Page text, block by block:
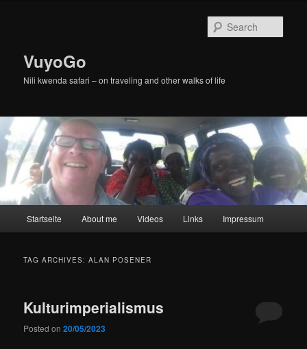
VuyoGo
Nili kwenda safari – on traveling and other walks of life
Startseite About me Videos Links Impressum
TAG ARCHIVES:ALAN POSENER
Kulturimperialismus
Posted on20/05/2023